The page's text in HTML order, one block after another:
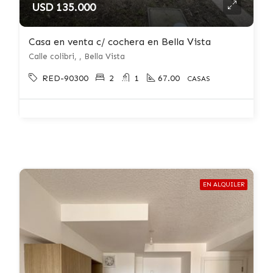
USD 135.000
Casa en venta c/ cochera en Bella Vista
Calle colibri, , Bella Vista
RED-90300 2 1 67.00 CASAS
EN ALQUILER